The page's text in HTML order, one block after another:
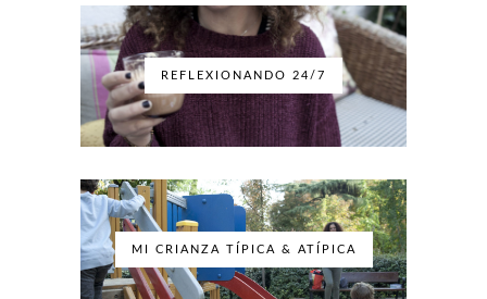
REFLEXIONANDO 24/7
MI CRIANZA TÍPICA & ATÍPICA